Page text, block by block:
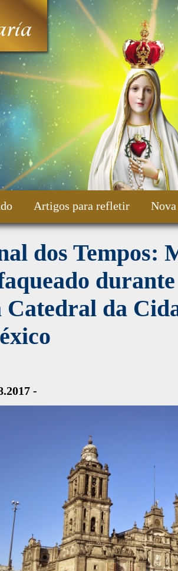
Artigos para refletir
dos Tempos:
Catedral da
-